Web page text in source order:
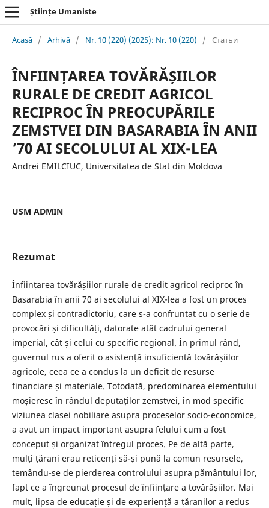
Științe Umaniste
Acasă / Arhivă / Nr. 10 (220) (2025): Nr. 10 (220) / Статьи
ÎNFIINȚAREA TOVĂRĂȘIILOR
RURALE DE CREDIT AGRICOL
RECIPROC ÎN PREOCUPĂRILE
ZEMSTVEI DIN BASARABIA ÎN ANII
’70 AI SECOLULUI AL XIX-LEA
Andrei EMILCIUC, Universitatea de Stat din Moldova
USM ADMIN
Rezumat
Înființarea tovărășiilor rurale de credit agricol reciproc în
Basarabia în anii ᾿70 ai secolului al XIX-lea a fost un proces
complex și contradictoriu, care s-a confruntat cu o serie de
provocări și dificultăți, datorate atât cadrului general
imperial, cât și celui cu specific regional. În primul rând,
guvernul rus a oferit o asistență insuficientă tovărășiilor
agricole, ceea ce a condus la un deficit de resurse
financiare și materiale. Totodată, predominarea elementului
moșieresc în rândul deputaților zemstvei, în mod specific
viziunea clasei nobiliare asupra proceselor socio-economice,
a avut un impact important asupra felului cum a fost
conceput și organizat întregul proces. Pe de altă parte,
mulți țărani erau reticenți să-și pună la comun resursele,
temându-se de pierderea controlului asupra pământului lor,
fapt ce a îngreunat procesul de înființare a tovărășiilor. Mai
mult, lipsa de educație și de experiență a țăranilor a redus